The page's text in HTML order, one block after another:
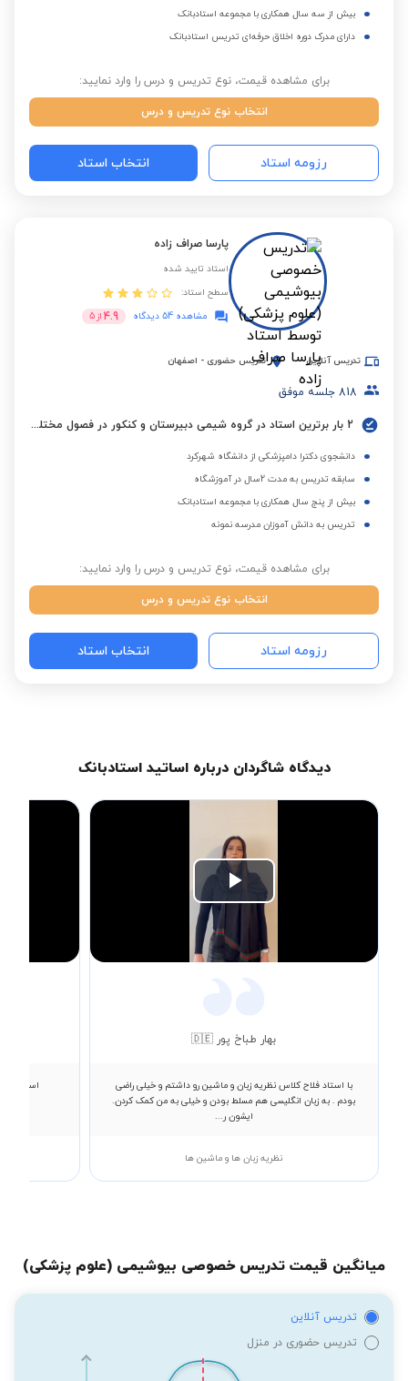
بیش از سه سال همکاری با مجموعه استادبانک
دارای مدرک دوره اخلاق حرفه‌ای تدریس استادبانک
برای مشاهده قیمت، نوع تدریس و درس را وارد نمایید:
انتخاب نوع تدریس و درس
رزومه استاد انتخاب استاد
پارسا صراف زاده
استاد تایید شده
سطح استاد:
مشاهده 54 دیدگاه
4.9 از 5
تدریس آنلاین تدریس حضوری - اصفهان
818 جلسه موفق
2 بار برترین استاد در گروه شیمی دبیرستان و کنکور در فصول مختلف
دانشجوی دکترا دامپزشکی از دانشگاه شهرکرد
سابقه تدریس به مدت 2سال در آموزشگاه
بیش از پنج سال همکاری با مجموعه استادبانک
تدریس به دانش آموزان مدرسه نمونه
برای مشاهده قیمت، نوع تدریس و درس را وارد نمایید:
انتخاب نوع تدریس و درس
رزومه استاد انتخاب استاد
دیدگاه شاگردان درباره اساتید استادبانک
Play
Video
بهار طباخ پور 🇩🇪
با استاد فلاح کلاس نظریه زبان و ماشین رو داشتم و خیلی راضی
بودم . به زبان انگلیسی هم مسلط بودن و خیلی به من کمک کردن.
ایشون ر...
نظریه زبان ها و ماشین ها
استاد
میانگین قیمت تدریس خصوصی بیوشیمی (علوم پزشکی)
تدریس آنلاین
تدریس حضوری در منزل